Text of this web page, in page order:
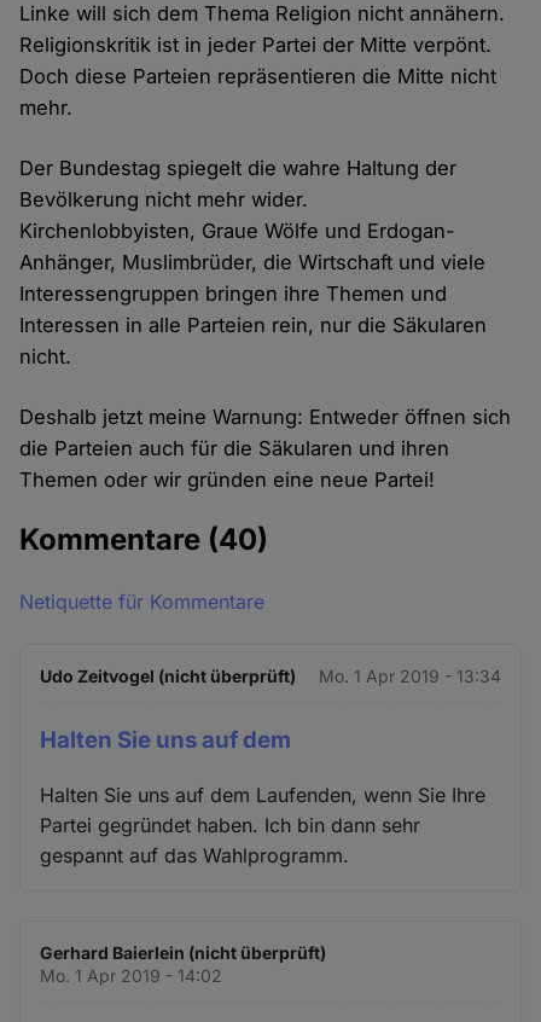
Linke will sich dem Thema Religion nicht annähern.
Religionskritik ist in jeder Partei der Mitte verpönt.
Doch diese Parteien repräsentieren die Mitte nicht
mehr.
Der Bundestag spiegelt die wahre Haltung der
Bevölkerung nicht mehr wider.
Kirchenlobbyisten, Graue Wölfe und Erdogan-
Anhänger, Muslimbrüder, die Wirtschaft und viele
Interessengruppen bringen ihre Themen und
Interessen in alle Parteien rein, nur die Säkularen
nicht.
Deshalb jetzt meine Warnung: Entweder öffnen sich
die Parteien auch für die Säkularen und ihren
Themen oder wir gründen eine neue Partei!
Kommentare (40)
Netiquette für Kommentare
Udo Zeitvogel (nicht überprüft) Mo. 1 Apr 2019 - 13:34
Halten Sie uns auf dem
Halten Sie uns auf dem Laufenden, wenn Sie Ihre
Partei gegründet haben. Ich bin dann sehr
gespannt auf das Wahlprogramm.
Gerhard Baierlein (nicht überprüft)
Mo. 1 Apr 2019 - 14:02